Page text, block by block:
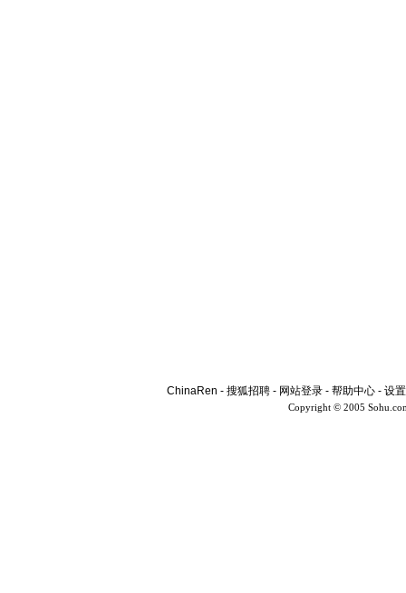
ChinaRen - 搜狐招聘 - 网站登录 - 帮助中心 - 设
Copyright © 2005